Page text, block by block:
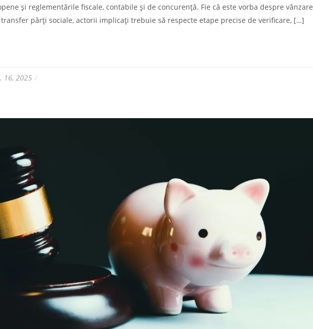
și reglementările fiscale, contabile și de concurență. Fie că este vorba despre vânzare
părți sociale, actorii implicați trebuie să respecte etape precise de verificare, […]
16, 2025